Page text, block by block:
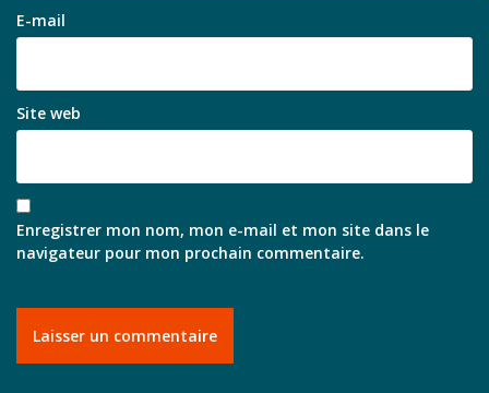
E-mail
Site web
Enregistrer mon nom, mon e-mail et mon site dans le
navigateur pour mon prochain commentaire.